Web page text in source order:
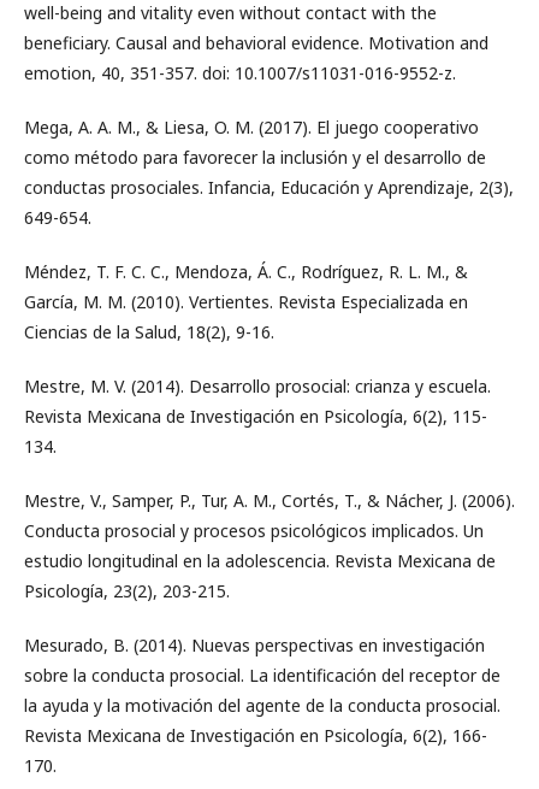
well-being and vitality even without contact with the
beneficiary. Causal and behavioral evidence. Motivation and
emotion, 40, 351-357. doi: 10.1007/s11031-016-9552-z.
Mega, A. A. M., & Liesa, O. M. (2017). El juego cooperativo
como método para favorecer la inclusión y el desarrollo de
conductas prosociales. Infancia, Educación y Aprendizaje, 2(3),
649-654.
Méndez, T. F. C. C., Mendoza, Á. C., Rodríguez, R. L. M., &
García, M. M. (2010). Vertientes. Revista Especializada en
Ciencias de la Salud, 18(2), 9-16.
Mestre, M. V. (2014). Desarrollo prosocial: crianza y escuela.
Revista Mexicana de Investigación en Psicología, 6(2), 115-
134.
Mestre, V., Samper, P., Tur, A. M., Cortés, T., & Nácher, J. (2006).
Conducta prosocial y procesos psicológicos implicados. Un
estudio longitudinal en la adolescencia. Revista Mexicana de
Psicología, 23(2), 203-215.
Mesurado, B. (2014). Nuevas perspectivas en investigación
sobre la conducta prosocial. La identificación del receptor de
la ayuda y la motivación del agente de la conducta prosocial.
Revista Mexicana de Investigación en Psicología, 6(2), 166-
170.